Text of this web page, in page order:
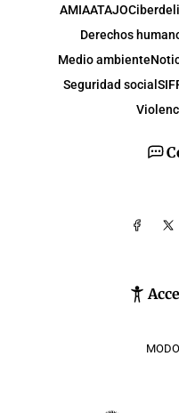
AMIAATAJO
Derechos
Medio ambiente
Seguridad social